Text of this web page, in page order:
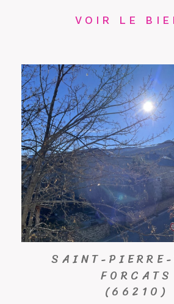
VOIR LE
SAINT-
FORCATS
(66210)